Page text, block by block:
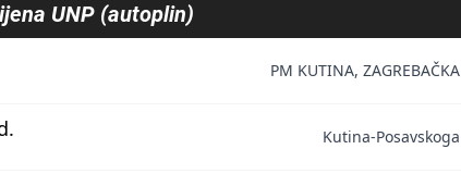
UNP (autoplin)
PM KUTINA, ZAGREBAČKA
Kutina-Posavskoga